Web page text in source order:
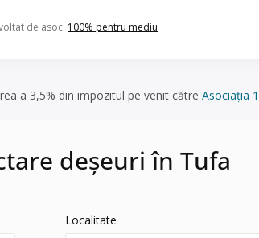
de asoc. 100% pentru mediu
a 3,5% din impozitul pe venit către Asociația
deșeuri în Tufa
Localitate